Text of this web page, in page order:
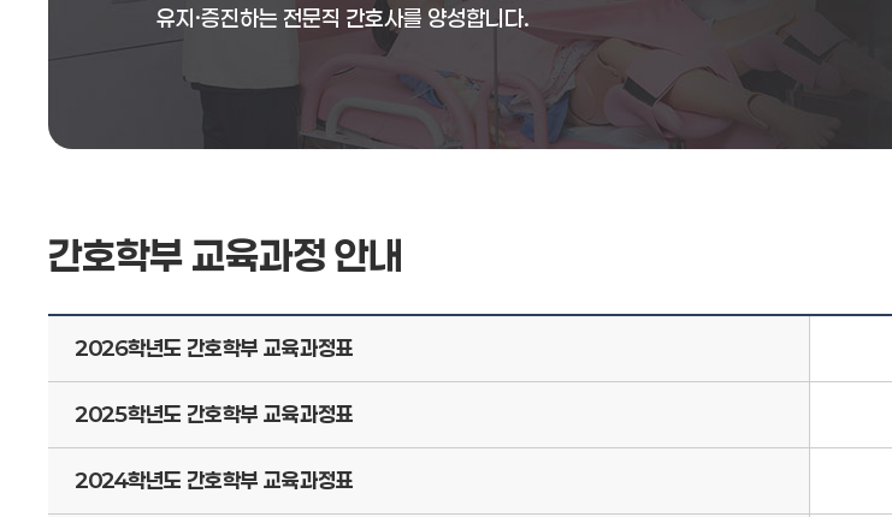
유지·증진하는 전문직 간호사를 양성합니다.
간호학부 교육과정 안내
2026학년도 간호학부 교육과정표
2025학년도 간호학부 교육과정표
2024학년도 간호학부 교육과정표